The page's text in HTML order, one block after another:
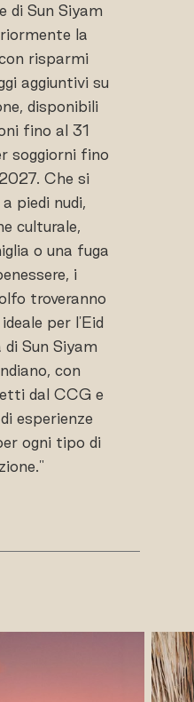
di Sun Siyam
la
risparmi
aggiuntivi su
disponibili
fino al 31
soggiorni fino
Che si
piedi nudi,
culturale,
o una fuga
i
troveranno
per l'Eid
Sun Siyam
con
dal CCG e
esperienze
ogni tipo di